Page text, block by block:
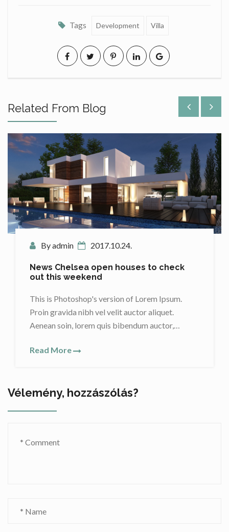
Tags Development Villa
Related From Blog
By admin
South Florida Real Estate Quarterly
Report – 2017
This is Photoshop's version of Lorem Ipsum.
Proin gravida nibh vel velit auctor aliquet.
Aenean soin, lorem quis bibendum auctor,…
Read More
Vélemény, hozzászólás?